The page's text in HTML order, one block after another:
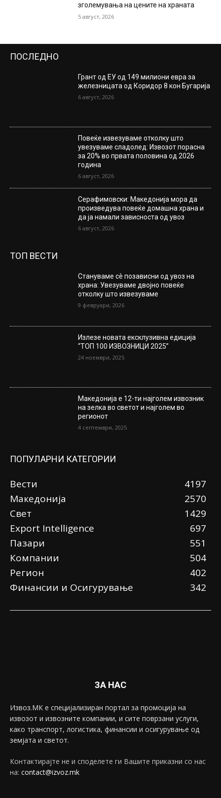
зголемувања на цените на храната
5 август, 2026
ПОСЛЕДНО
Грант од ЕУ од 149 милиони евра за
железницата од Коридор 8 кон Бугарија
6 август, 2026
Повеќе извезуваме отколку што
увезуваме сладолед: Извозот порасна
за 20% во првата половина од 2026
година
6 август, 2026
Серафимовски: Македонија мора да
произведува повеќе домашна храна и
да ја намали зависноста од увоз
6 август, 2026
ТОП ВЕСТИ
Стануваме сè позависни од увоз на
храна: Увезуваме двојно повеќе
отколку што извезуваме
9 февруари, 2026
Излезе новата ексклузивна едиција
“ТОП 100 ИЗВОЗНИЦИ 2025”
24 ноември, 2025
Македонија е 12-ти најголем извозник
на зелка во светот и најголем во
регионот
4 септември, 2025
ПОПУЛАРНИ КАТЕГОРИИ
Вести
4197
Македонија
2570
Свет
1429
Еxport Intelligence
697
Пазари
551
Компании
504
Регион
402
Финансии и Осигурување
342
ЗА НАС
Извоз.МК е специјализиран портал за промоција на
извозот и извозните компании, и сите поврзани услуги,
како транспорт, логистика, финансии и осигурување од
земјата и светот.
Контактирајте не и споделете ги Вашите приказни со нас
на: contact@izvoz.mk